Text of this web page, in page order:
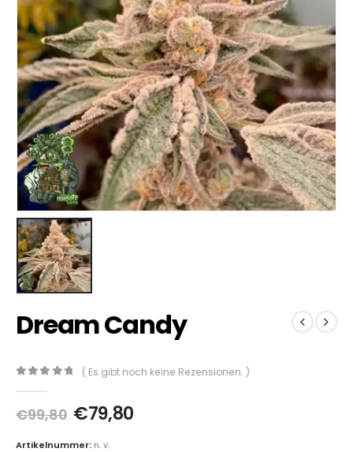
Dream Candy
( Es gibt noch keine Rezensionen. )
€99,80 €79,80
Artikelnummer: n. v.